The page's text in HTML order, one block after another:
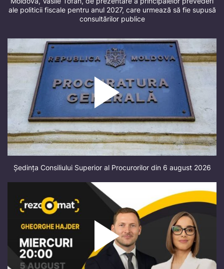
ale politicii fiscale pentru anul 2027, care urmează să fie supusă
consultărilor publice
Ședința Consiliului Superior al Procurorilor din 6 august 2026